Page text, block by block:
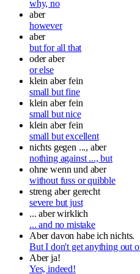
why, no
aber
however
aber
but for all that
oder aber
or else
klein aber fein
small but fine
klein aber fein
small but nice
klein aber fein
small but excellent
nichts gegen ..., aber
nothing against ..., but
ohne wenn und aber
without fuss or quibble
streng aber gerecht
severe but just
... aber wirklich
... and no mistake
Aber davon habe ich nichts.
But I don't get anything out
Aber ja!
Yes, indeed!